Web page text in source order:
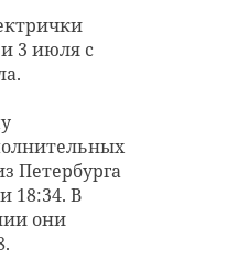
3 июля с
Петербурга
18:34. В
они
есть риск
он
его на бок
дороге в